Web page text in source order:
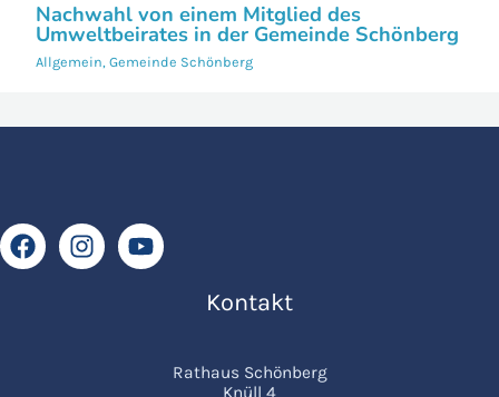
Nachwahl von einem Mitglied des
Umweltbeirates in der Gemeinde Schönberg
Allgemein,Gemeinde Schönberg
Kontakt
Rathaus Schönberg
Knüll 4